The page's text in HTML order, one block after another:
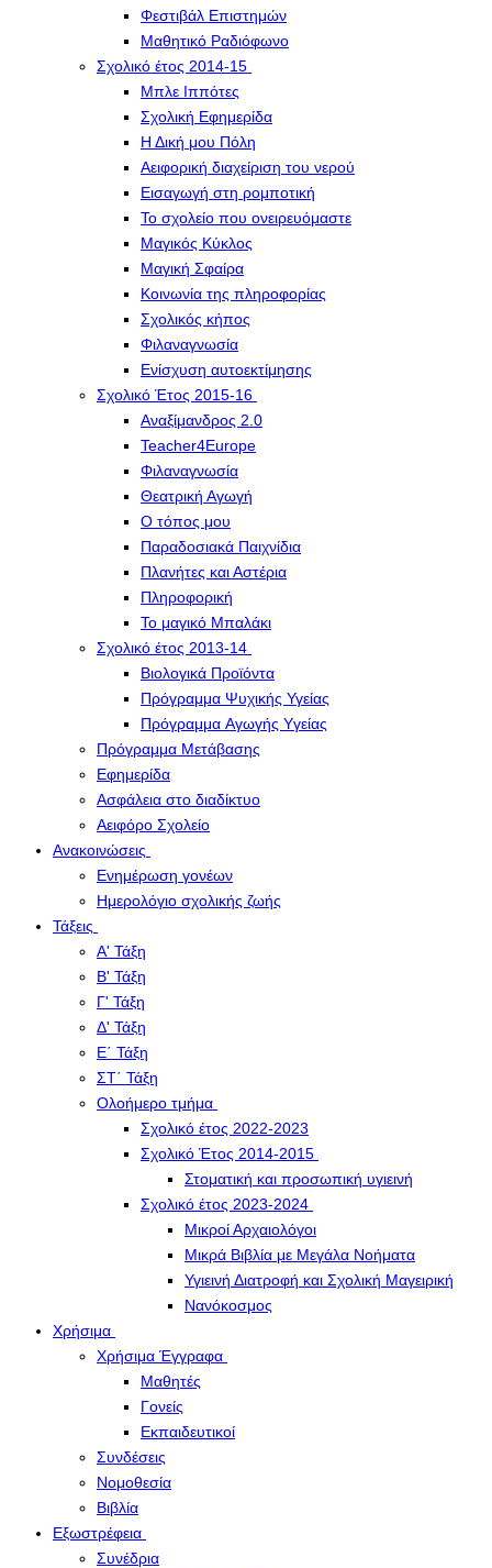
Φεστιβάλ Επιστημών
Μαθητικό Ραδιόφωνο
Σχολικό έτος 2014-15
Μπλε Ιππότες
Σχολική Εφημερίδα
Η Δική μου Πόλη
Αειφορική διαχείριση του νερού
Εισαγωγή στη ρομποτική
Το σχολείο που ονειρευόμαστε
Μαγικός Κύκλος
Μαγική Σφαίρα
Kοινωνία της πληροφορίας
Σχολικός κήπος
Φιλαναγνωσία
Eνίσχυση αυτοεκτίμησης
Σχολικό Έτος 2015-16
Αναξίμανδρος 2.0
Teacher4Europe
Φιλαναγνωσία
Θεατρική Αγωγή
Ο τόπος μου
Παραδοσιακά Παιχνίδια
Πλανήτες και Αστέρια
Πληροφορική
Το μαγικό Μπαλάκι
Σχολικό έτος 2013-14
Βιολογικά Προϊόντα
Πρόγραμμα Ψυχικής Υγείας
Πρόγραμμα Aγωγής Yγείας
Πρόγραμμα Μετάβασης
Εφημερίδα
Ασφάλεια στο διαδίκτυο
Αειφόρο Σχολείο
Ανακοινώσεις
Ενημέρωση γονέων
Ημερολόγιο σχολικής ζωής
Τάξεις
Α' Τάξη
Β' Τάξη
Γ' Τάξη
Δ' Τάξη
Ε΄ Τάξη
ΣΤ΄ Τάξη
Ολοήμερο τμήμα
Σχολικό έτος 2022-2023
Σχολικό Έτος 2014-2015
Στοματική και προσωπική υγιεινή
Σχολικό έτος 2023-2024
Μικροί Αρχαιολόγοι
Μικρά Βιβλία με Μεγάλα Νοήματα
Υγιεινή Διατροφή και Σχολική Μαγειρική
Νανόκοσμος
Χρήσιμα
Χρήσιμα Έγγραφα
Μαθητές
Γονείς
Εκπαιδευτικοί
Συνδέσεις
Νομοθεσία
Βιβλία
Εξωστρέφεια
Συνέδρια